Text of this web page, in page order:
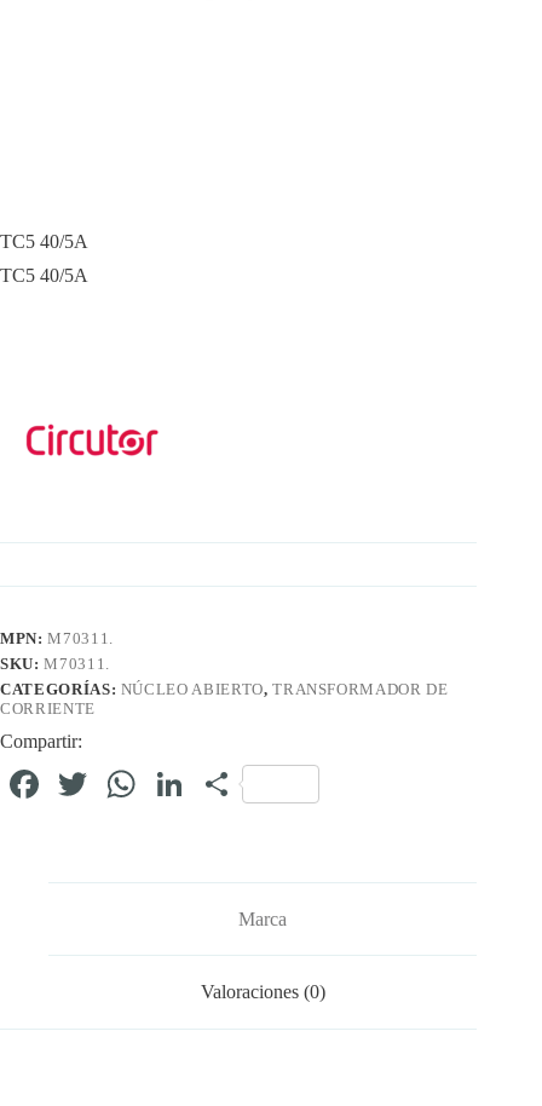
TC5 40/5A
TC5 40/5A
MPN:M70311.
SKU:M70311.
CATEGORÍAS: NÚCLEO ABIERTO,TRANSFORMADOR DE
CORRIENTE
Compartir:
Fa T
W
Li C
rti
r
Marca
Valoraciones (0)